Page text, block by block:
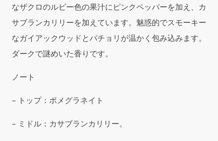
8.5oz
quantity
なザクロのルビー色の果汁にピンクペッパーを加え、カ
サブランカリリーを加えています。魅惑的でスモーキー
なガイアックウッドとパチョリが温かく包み込みます。
ダークで謎めいた香りです。
ノート
– トップ：ポメグラネイト
– ミドル：カサブランカリリー。